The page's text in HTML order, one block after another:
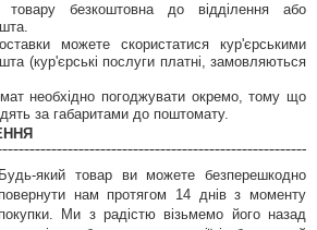
товару безкоштовна до відділення або
можете скористатися кур'єрськими
(кур'єрські послуги платні, замовляються
необхідно погоджувати окремо, тому що
за габаритами до поштомату.
Будь-який товар ви можете безперешкодно
повернути нам протягом 14 днів з моменту
покупки. Ми з радістю візьмемо його назад